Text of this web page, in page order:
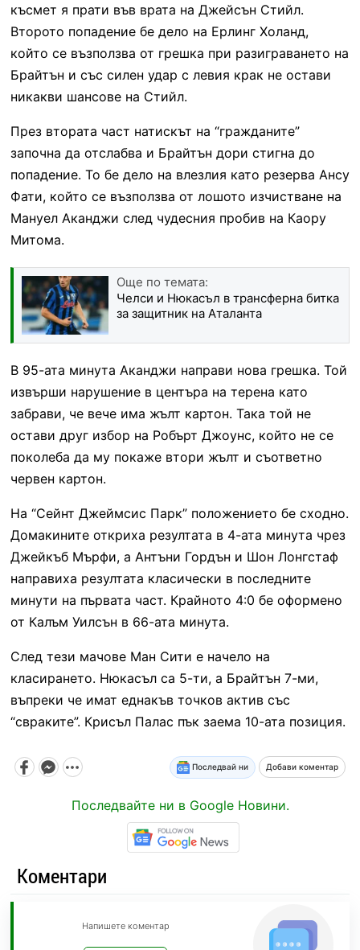
късмет я прати във врата на Джейсън Стийл.
Второто попадение бе дело на Ерлинг Холанд,
който се възползва от грешка при разиграването на
Брайтън и със силен удар с левия крак не остави
никакви шансове на Стийл.
През втората част натискът на “гражданите”
започна да отслабва и Брайтън дори стигна до
попадение. То бе дело на влезлия като резерва Ансу
Фати, който се възползва от лошото изчистване на
Мануел Аканджи след чудесния пробив на Каору
Митома.
Още по темата:
Челси и Нюкасъл в трансферна битка
за защитник на Аталанта
В 95-ата минута Аканджи направи нова грешка. Той
извърши нарушение в центъра на терена като
забрави, че вече има жълт картон. Така той не
остави друг избор на Робърт Джоунс, който не се
поколеба да му покаже втори жълт и съответно
червен картон.
На “Сейнт Джеймсис Парк” положението бе сходно.
Домакините откриха резултата в 4-ата минута чрез
Джейкъб Мърфи, а Антъни Гордън и Шон Лонгстаф
направиха резултата класически в последните
минути на първата част. Крайното 4:0 бе оформено
от Калъм Уилсън в 66-ата минута.
След тези мачове Ман Сити е начело на
класирането. Нюкасъл са 5-ти, а Брайтън 7-ми,
въпреки че имат еднакъв точков актив със
“свраките”. Крисъл Палас пък заема 10-ата позиция.
Последвай ни Добави коментар
Последвайте ни в Google Новини.
Коментари
Напишете коментар